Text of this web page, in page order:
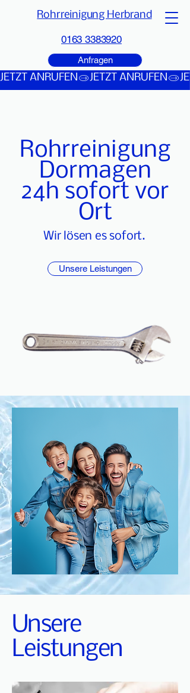
Rohrreinigung Herbrand
0163 3383920
JETZT ANRUFEN
Anfragen
Rohrreinigung
Dormagen
24h sofort vor
Ort
Wir lösen es sofort.
Unsere Leistungen
Unsere
Leistungen